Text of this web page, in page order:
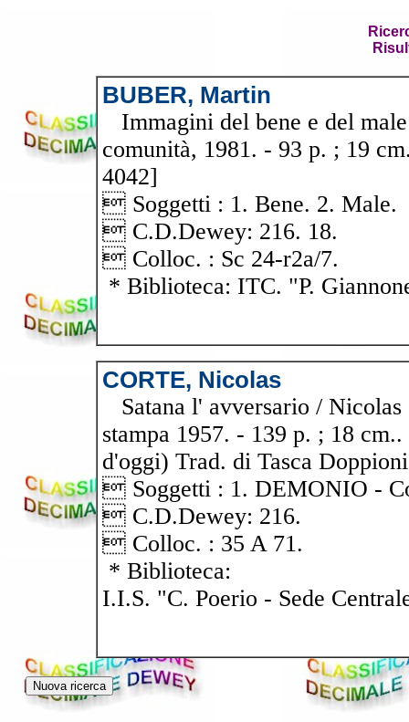
BUBER, Martin
Immagini del bene e del
comunità, 1981. - 93 p. ; 19
4042]
 Soggetti : 1. Bene. 2. Male.
 C.D.Dewey: 216. 18.
 Colloc. : Sc 24-r2a/7.
* Biblioteca: ITC. "P.
CORTE, Nicolas
Satana l' avversario /
stampa 1957. - 139 p. ; 18
d'oggi) Trad. di Tasca
 Soggetti : 1. DEMONIO -
 C.D.Dewey: 216.
 Colloc. : 35 A 71.
* Biblioteca:
I.I.S. "C. Poerio - Sede